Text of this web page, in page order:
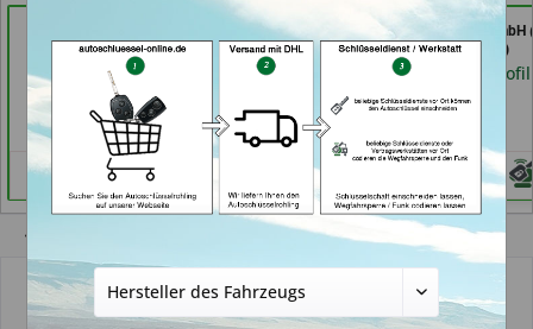
Schlüsseldienst (in
Grevenbroich)
Händlerprofil
der Schlüssel Service
Moos (in Märstetten)
Händlerprofil
TAYFUN 2.0 GmbH
Nürnberg)
Händlerprofil
Alternativ-Funkautoschlüssel